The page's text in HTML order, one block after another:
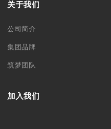
关于我们
公司简介
集团品牌
筑梦团队
加入我们